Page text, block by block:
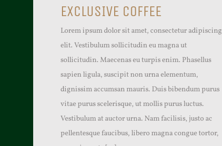
EXCLUSIVE COFFEE
Lorem ipsum dolor sit amet, consectetur adipiscing
elit. Vestibulum sollicitudin eu magna ut
sollicitudin. Maecenas eu turpis enim. Phasellus
sapien ligula, suscipit non urna elementum,
dignissim accumsan mauris. Duis bibendum purus
vitae purus scelerisque, ut mollis purus luctus.
Vestibulum at auctor urna. Nam facilisis, justo ac
pellentesque faucibus, libero magna congue tortor,